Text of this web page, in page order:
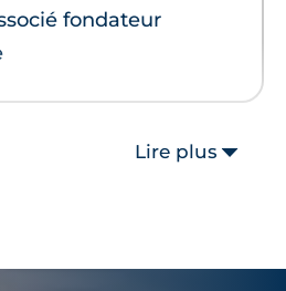
fondateur
Lire plus